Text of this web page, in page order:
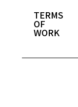
TERMS
OF
WORK